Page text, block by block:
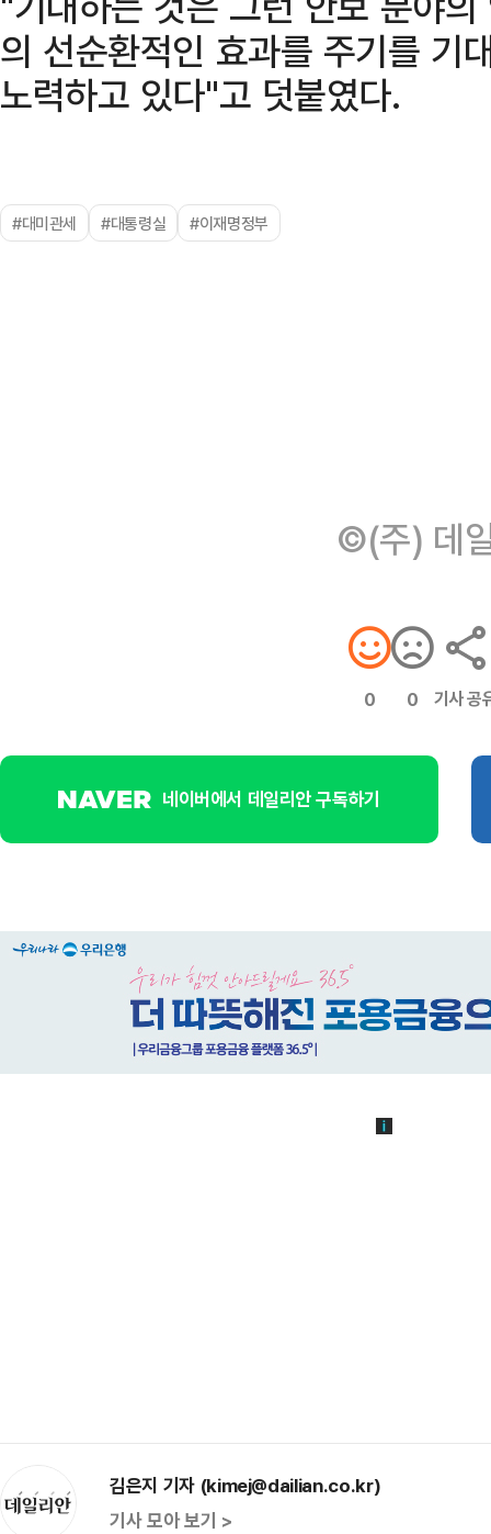
의 선순환적인 효과를 주기를 기
노력하고 있다"고 덧붙였다.
#대미관세 #대통령실 #이재명정부
©(주) 데
0 0 기사 공
네이버에서 데일리안 구독하기
김은지 기자 (kimej@dailian.co.kr)
기사 모아 보기 >